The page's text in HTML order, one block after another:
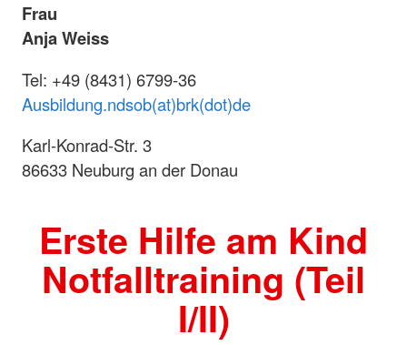
Frau
Anja Weiss
Tel: +49 (8431) 6799-36
Ausbildung.ndsob(at)brk(dot)de
Karl-Konrad-Str. 3
86633 Neuburg an der Donau
Erste Hilfe am Kind
Notfalltraining (Teil
I/II)